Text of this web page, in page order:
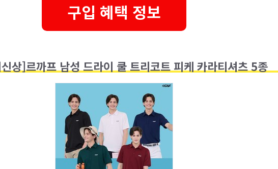
구입 혜택 정보
상]르까프 남성 드라이 쿨 트리코트 피케 카라티셔츠 5종